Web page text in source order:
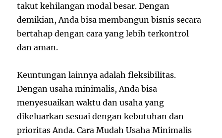
takut kehilangan modal besar. Dengan
demikian, Anda bisa membangun bisnis secara
bertahap dengan cara yang lebih terkontrol
dan aman.
Keuntungan lainnya adalah fleksibilitas.
Dengan usaha minimalis, Anda bisa
menyesuaikan waktu dan usaha yang
dikeluarkan sesuai dengan kebutuhan dan
prioritas Anda. Cara Mudah Usaha Minimalis